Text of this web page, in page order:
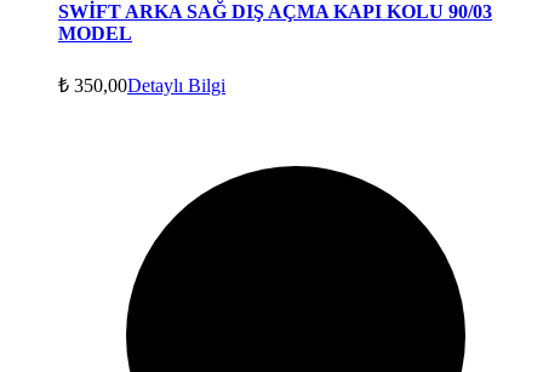
SWİFT ARKA SAĞ DIŞ AÇMA KAPI KOLU 90/03
MODEL
₺ 350,00Detaylı Bilgi